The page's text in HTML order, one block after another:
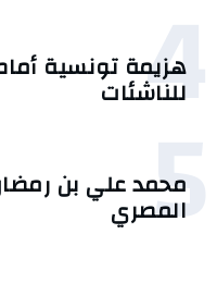
4
هزيمة تونسية
للناشئات
5
محمد علي بن
المصري